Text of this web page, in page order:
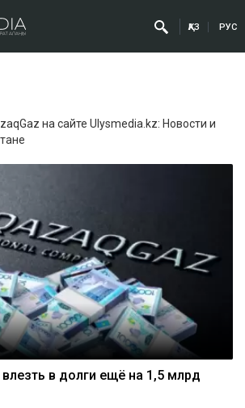
ҚАЗ РУС
на сайте Ulysmedia.kz: Новости и
влезть в долги ещё на 1,5 млрд